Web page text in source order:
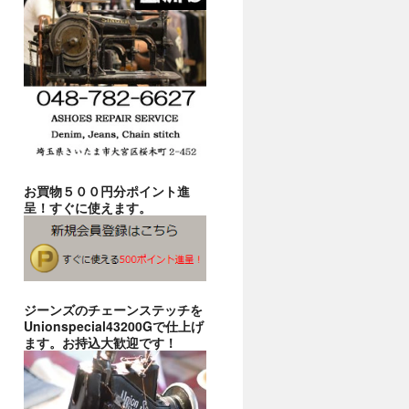
お買物５００円分ポイント進
呈！すぐに使えます。
ジーンズのチェーンステッチを
Unionspecial43200Gで仕上げ
ます。お持込大歓迎です！